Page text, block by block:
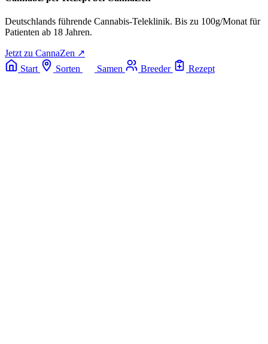
Deutschlands führende Cannabis-Teleklinik. Bis zu 100g/Monat für
Patienten ab 18 Jahren.
Jetzt zu CannaZen ↗
Start
Sorten Samen Breeder Rezept